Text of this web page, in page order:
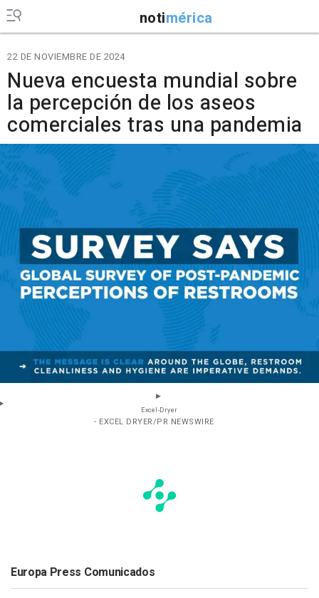
notimérica
22 DE NOVIEMBRE DE 2024
Nueva encuesta mundial sobre
la percepción de los aseos
comerciales tras una pandemia
Excel-Dryer
- EXCEL DRYER/PR NEWSWIRE
Europa Press Comunicados